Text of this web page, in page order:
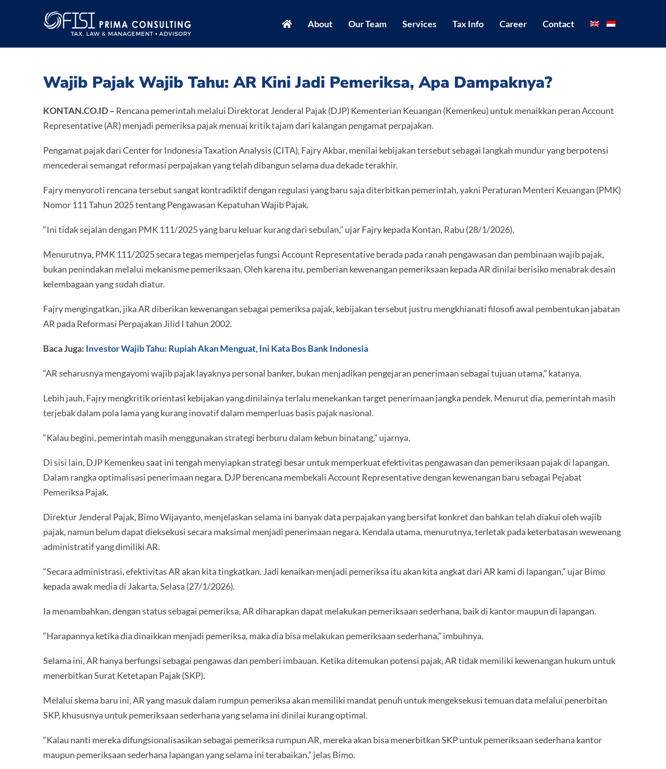
About Our Team Services Tax Info Career Contact
Wajib Pajak Wajib Tahu: AR Kini Jadi Pemeriksa, Apa Dampaknya?
KONTAN.CO.ID – Rencana pemerintah melalui Direktorat Jenderal Pajak (DJP) Kementerian Keuangan (Kemenkeu) untuk menaikkan peran Account
Representative (AR) menjadi pemeriksa pajak menuai kritik tajam dari kalangan pengamat perpajakan.
Pengamat pajak dari Center for Indonesia Taxation Analysis (CITA), Fajry Akbar, menilai kebijakan tersebut sebagai langkah mundur yang berpotensi
mencederai semangat reformasi perpajakan yang telah dibangun selama dua dekade terakhir.
Fajry menyoroti rencana tersebut sangat kontradiktif dengan regulasi yang baru saja diterbitkan pemerintah, yakni Peraturan Menteri Keuangan (PMK)
Nomor 111 Tahun 2025 tentang Pengawasan Kepatuhan Wajib Pajak.
“Ini tidak sejalan dengan PMK 111/2025 yang baru keluar kurang dari sebulan,” ujar Fajry kepada Kontan, Rabu (28/1/2026).
Menurutnya, PMK 111/2025 secara tegas memperjelas fungsi Account Representative berada pada ranah pengawasan dan pembinaan wajib pajak,
bukan penindakan melalui mekanisme pemeriksaan. Oleh karena itu, pemberian kewenangan pemeriksaan kepada AR dinilai berisiko menabrak desain
kelembagaan yang sudah diatur.
Fajry mengingatkan, jika AR diberikan kewenangan sebagai pemeriksa pajak, kebijakan tersebut justru mengkhianati filosofi awal pembentukan jabatan
AR pada Reformasi Perpajakan Jilid I tahun 2002.
Baca Juga: Investor Wajib Tahu: Rupiah Akan Menguat, Ini Kata Bos Bank Indonesia
“AR seharusnya mengayomi wajib pajak layaknya personal banker, bukan menjadikan pengejaran penerimaan sebagai tujuan utama,” katanya.
Lebih jauh, Fajry mengkritik orientasi kebijakan yang dinilainya terlalu menekankan target penerimaan jangka pendek. Menurut dia, pemerintah masih
terjebak dalam pola lama yang kurang inovatif dalam memperluas basis pajak nasional.
“Kalau begini, pemerintah masih menggunakan strategi berburu dalam kebun binatang,” ujarnya.
Di sisi lain, DJP Kemenkeu saat ini tengah menyiapkan strategi besar untuk memperkuat efektivitas pengawasan dan pemeriksaan pajak di lapangan.
Dalam rangka optimalisasi penerimaan negara, DJP berencana membekali Account Representative dengan kewenangan baru sebagai Pejabat
Pemeriksa Pajak.
Direktur Jenderal Pajak, Bimo Wijayanto, menjelaskan selama ini banyak data perpajakan yang bersifat konkret dan bahkan telah diakui oleh wajib
pajak, namun belum dapat dieksekusi secara maksimal menjadi penerimaan negara. Kendala utama, menurutnya, terletak pada keterbatasan wewenang
administratif yang dimiliki AR.
“Secara administrasi, efektivitas AR akan kita tingkatkan. Jadi kenaikan menjadi pemeriksa itu akan kita angkat dari AR kami di lapangan,” ujar Bimo
kepada awak media di Jakarta, Selasa (27/1/2026).
Ia menambahkan, dengan status sebagai pemeriksa, AR diharapkan dapat melakukan pemeriksaan sederhana, baik di kantor maupun di lapangan.
“Harapannya ketika dia dinaikkan menjadi pemeriksa, maka dia bisa melakukan pemeriksaan sederhana,” imbuhnya.
Selama ini, AR hanya berfungsi sebagai pengawas dan pemberi imbauan. Ketika ditemukan potensi pajak, AR tidak memiliki kewenangan hukum untuk
menerbitkan Surat Ketetapan Pajak (SKP).
Melalui skema baru ini, AR yang masuk dalam rumpun pemeriksa akan memiliki mandat penuh untuk mengeksekusi temuan data melalui penerbitan
SKP, khususnya untuk pemeriksaan sederhana yang selama ini dinilai kurang optimal.
“Kalau nanti mereka difungsionalisasikan sebagai pemeriksa rumpun AR, mereka akan bisa menerbitkan SKP untuk pemeriksaan sederhana kantor
maupun pemeriksaan sederhana lapangan yang selama ini terabaikan,” jelas Bimo.